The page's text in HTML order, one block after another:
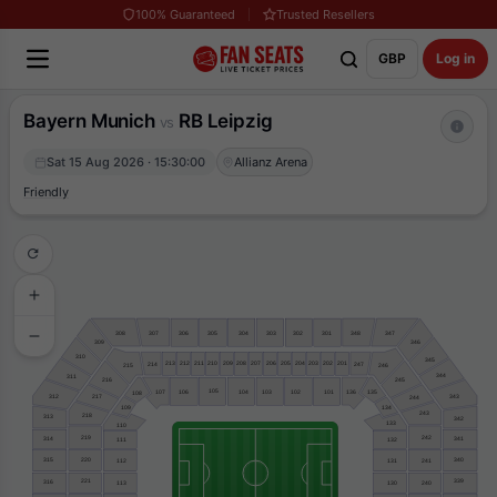
100% Guaranteed Trusted Resellers
GBP Log in
Bayern Munich vs RB Leipzig
Sat 15 Aug 2026 · 15:30:00
Allianz Arena
Friendly
339
340
341
342
343
344
345
346
347
105 104 103 102
201
202
203
204
205
206
207
208
209
210
211
212
213
101
106
107 136
214 247
303
304 301
302
305
306
307 348
109
110
111
112
113 130
131
132
133
134
215
216
217
218
219
220
221
244
245
246
108 135
243
240
241
242
308
309
310
311
312
313
314
315
316